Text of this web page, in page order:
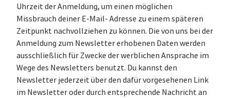
Uhrzeit der Anmeldung, um einen möglichen
Missbrauch deiner E-Mail- Adresse zu einem späteren
Zeitpunkt nachvollziehen zu können. Die von uns bei der
Anmeldung zum Newsletter erhobenen Daten werden
ausschließlich für Zwecke der werblichen Ansprache im
Wege des Newsletters benutzt. Du kannst den
Newsletter jederzeit über den dafür vorgesehenen Link
im Newsletter oder durch entsprechende Nachricht an